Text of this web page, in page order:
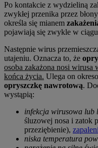
Po kontakcie z wydzieliną
zwykłej przenika przez
określa się mianem
pojawiają się zwykle w
Następnie wirus
utajeniu. Oznacza to, że
osoba zakażona nosi
końca życia. Ulega on
opryszczkę nawrotową.
wystąpią:
infekcja wirusowa lub
śluzowej nosa i zatok
przeziębienie),
niska temperatura